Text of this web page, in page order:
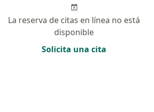
La reserva de citas en línea no está
disponible
Solicita una cita